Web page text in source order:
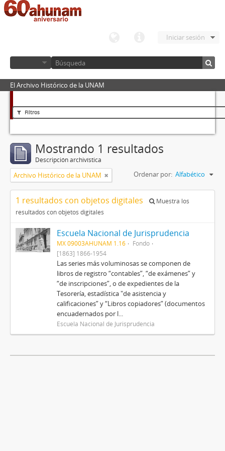
Iniciar sesión
El Archivo Histórico de la UNAM
Filtros
Mostrando 1 resultados
Descripción archivística
Archivo Histórico de la UNAM Ordenar por: Alfabético
1 resultados con objetos digitales
Muestra los
resultados con objetos digitales
Escuela Nacional de Jurisprudencia
MX 09003AHUNAM 1.16
Fondo
[1863] 1866-1954
Las series más voluminosas se componen de
libros de registro “contables”, “de exámenes” y
“de inscripciones”, o de expedientes de la
Tesorería, estadística "de asistencia y
calificaciones” y “Libros copiadores” (documentos
encuadernados por l...
Escuela Nacional de Jurisprudencia